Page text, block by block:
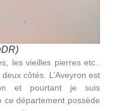
les vieilles pierres etc..
côtés. L’Aveyron est
et pourtant je suis
ce département possède